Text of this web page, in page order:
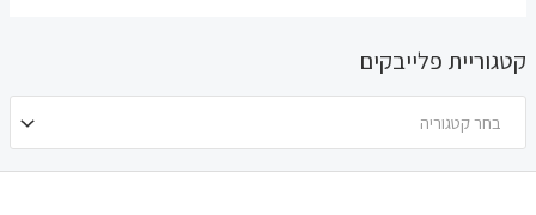
קטגוריית פלייבקים
בחר קטגוריה